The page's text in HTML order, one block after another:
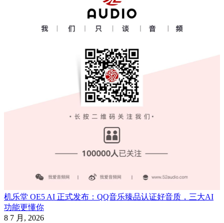
机乐堂 OE5 AI 正式发布：QQ音乐臻品认证好音质，三大AI
功能更懂你
8 7 月, 2026